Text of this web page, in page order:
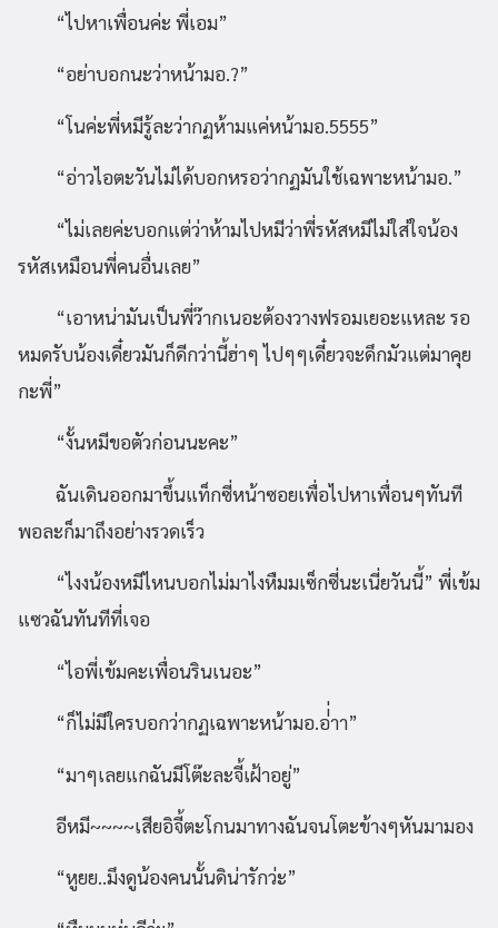
“ไปหาเพื่อนค่ะ พี่เอม”
“อย่าบอกนะว่าหน้ามอ.?”
“โนค่ะพี่หมีรู้ละว่ากฏห้ามแค่หน้ามอ.5555”
“อ่าวไอตะวันไม่ได้บอกหรอว่ากฏมันใช้เฉพาะหน้ามอ.”
“ไม่เลยค่ะบอกแต่ว่าห้ามไปหมีว่าพี่รหัสหมีไม่ใส่ใจน้อง
รหัสเหมือนพี่คนอื่นเลย”
“เอาหน่ามันเป็นพี่ว๊ากเนอะต้องวางฟรอมเยอะแหละ รอ
หมดรับน้องเดี๋ยวมันก็ดีกว่านี้ฮ่าๆ ไปๆๆเดี๋ยวจะดึกมัวแต่มาคุย
กะพี่”
“งั้นหมีขอตัวก่อนนะคะ”
ฉันเดินออกมาขึ้นแท็กซี่หน้าซอยเพื่อไปหาเพื่อนๆทันที
พอละก็มาถึงอย่างรวดเร็ว
“ไงงน้องหมีไหนบอกไม่มาไงหืมมเซ็กซี่นะเนี่ยวันนี้” พี่เข้ม
แซวฉันทันทีที่เจอ
“ไอพี่เข้มคะเพื่อนรินเนอะ”
“ก็ไม่มีใครบอกว่ากฏเฉพาะหน้ามอ.อ่่่าา”
“มาๆเลยแกฉันมีโต๊ะละจี้เฝ้าอยู่”
อีหมี~~~~เสียอิจี้ตะโกนมาทางฉันจนโตะข้างๆหันมามอง
“หูยย..มึงดูน้องคนนั้นดิน่ารักว่ะ”